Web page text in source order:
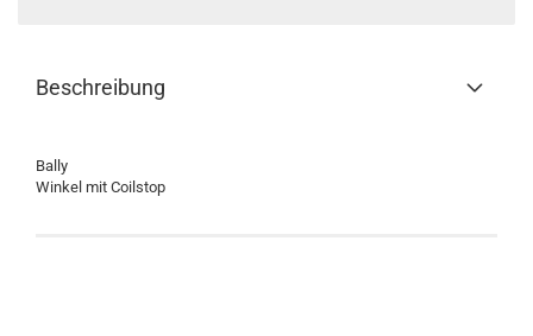
Beschreibung
Bally
Winkel mit Coilstop